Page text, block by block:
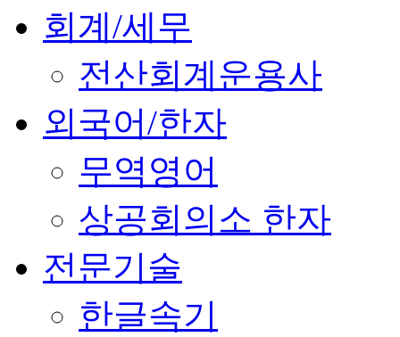
회계/세무
전산회계운용사
외국어/한자
무역영어
상공회의소 한자
전문기술
한글속기